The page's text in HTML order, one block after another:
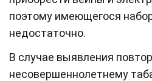
поэтому имеющегося
недостаточно.
В случае выявления
несовершеннолетнему